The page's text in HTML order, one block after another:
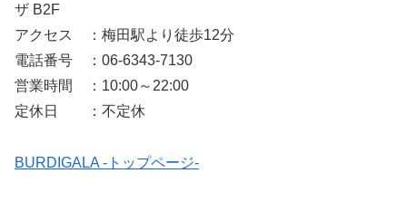
ザ B2F
アクセス ：梅田駅より徒歩12分
電話番号 ：06-6343-7130
営業時間 ：10:00～22:00
定休日 ：不定休
BURDIGALA -トップページ-